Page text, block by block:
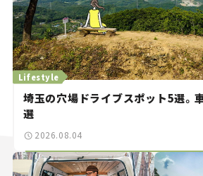
Lifestyle
埼玉の穴場ドライブスポット5選。
選
2026.08.04